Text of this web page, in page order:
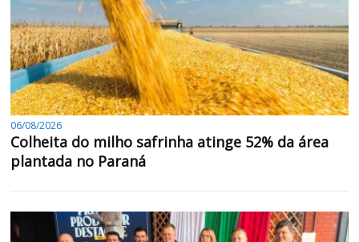
06/08/2026
Colheita do milho safrinha atinge 52% da área
plantada no Paraná